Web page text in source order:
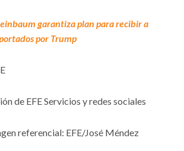
garantiza plan para recibir a
por Trump
de EFE Servicios y redes sociales
referencial: EFE/José Méndez